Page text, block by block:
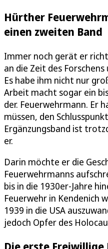
Hürther
einen zweiten Band
Immer noch gerät er
an die Zeit des
Es habe ihm nicht nur
Arbeit macht sogar ein
der. Feuerwehrmann. Er
müssen, den
Ergänzungsband ist
er.
Darin möchte er die
Feuerwehrmanns
bis in die 1930er-Jahre
Feuerwehr in Kendenich
1939 in die USA
jedoch Opfer des
Die erste